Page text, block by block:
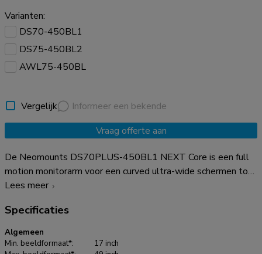
Varianten:
DS70-450BL1
DS75-450BL2
AWL75-450BL
Vergelijk
Informeer een bekende
Vraag offerte aan
De Neomounts DS70PLUS-450BL1 NEXT Core is een full
motion monitorarm voor een curved ultra-wide schermen tot
49". De steun heeft een verstevigde kop speciaal ontworpen
gewicht tot 18 kg te kunnen dragen (curved 14 kg). Dankzij
de veelzijdige kantel- (90°), roteer- (360°) en
zwenktechnologie (180°) kan de bureausteun aangepast
Lees meer
Specificaties
Algemeen
Min. beeldformaat*:
17 inch